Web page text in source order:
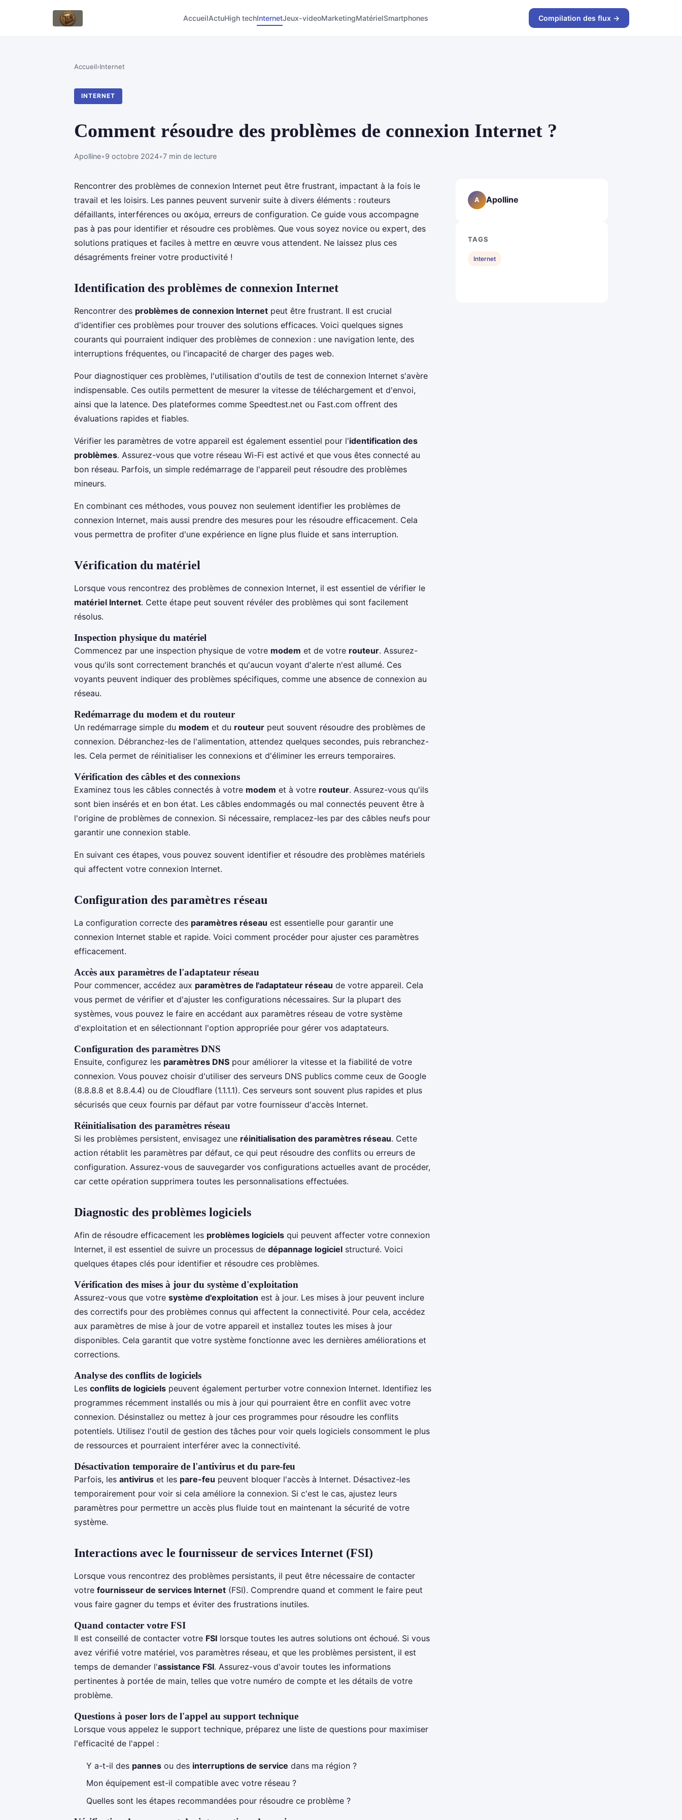
AccueilActuHigh techInternetJeux-videoMarketingMatérielSmartphones Compilation des flux →
Accueil›Internet
INTERNET
Comment résoudre des problèmes de connexion Internet ?
Apolline•9 octobre 2024•7 min de lecture
Rencontrer des problèmes de connexion Internet peut être frustrant, impactant à la fois le
travail et les loisirs. Les pannes peuvent survenir suite à divers éléments : routeurs
défaillants, interférences ou ακόμα, erreurs de configuration. Ce guide vous accompagne
pas à pas pour identifier et résoudre ces problèmes. Que vous soyez novice ou expert, des
solutions pratiques et faciles à mettre en œuvre vous attendent. Ne laissez plus ces
désagréments freiner votre productivité !
Identification des problèmes de connexion Internet
Rencontrer des problèmes de connexion Internet peut être frustrant. Il est crucial
d'identifier ces problèmes pour trouver des solutions efficaces. Voici quelques signes
courants qui pourraient indiquer des problèmes de connexion : une navigation lente, des
interruptions fréquentes, ou l'incapacité de charger des pages web.
Pour diagnostiquer ces problèmes, l'utilisation d'outils de test de connexion Internet s'avère
indispensable. Ces outils permettent de mesurer la vitesse de téléchargement et d'envoi,
ainsi que la latence. Des plateformes comme Speedtest.net ou Fast.com offrent des
évaluations rapides et fiables.
Vérifier les paramètres de votre appareil est également essentiel pour l'identification des
problèmes. Assurez-vous que votre réseau Wi-Fi est activé et que vous êtes connecté au
bon réseau. Parfois, un simple redémarrage de l'appareil peut résoudre des problèmes
mineurs.
En combinant ces méthodes, vous pouvez non seulement identifier les problèmes de
connexion Internet, mais aussi prendre des mesures pour les résoudre efficacement. Cela
vous permettra de profiter d'une expérience en ligne plus fluide et sans interruption.
Vérification du matériel
Lorsque vous rencontrez des problèmes de connexion Internet, il est essentiel de vérifier le
matériel Internet. Cette étape peut souvent révéler des problèmes qui sont facilement
résolus.
Inspection physique du matériel
Commencez par une inspection physique de votre modem et de votre routeur. Assurez-
vous qu'ils sont correctement branchés et qu'aucun voyant d'alerte n'est allumé. Ces
voyants peuvent indiquer des problèmes spécifiques, comme une absence de connexion au
réseau.
Redémarrage du modem et du routeur
Un redémarrage simple du modem et du routeur peut souvent résoudre des problèmes de
connexion. Débranchez-les de l'alimentation, attendez quelques secondes, puis rebranchez-
les. Cela permet de réinitialiser les connexions et d'éliminer les erreurs temporaires.
Vérification des câbles et des connexions
Examinez tous les câbles connectés à votre modem et à votre routeur. Assurez-vous qu'ils
sont bien insérés et en bon état. Les câbles endommagés ou mal connectés peuvent être à
l'origine de problèmes de connexion. Si nécessaire, remplacez-les par des câbles neufs pour
garantir une connexion stable.
En suivant ces étapes, vous pouvez souvent identifier et résoudre des problèmes matériels
qui affectent votre connexion Internet.
Configuration des paramètres réseau
La configuration correcte des paramètres réseau est essentielle pour garantir une
connexion Internet stable et rapide. Voici comment procéder pour ajuster ces paramètres
efficacement.
Accès aux paramètres de l'adaptateur réseau
Pour commencer, accédez aux paramètres de l'adaptateur réseau de votre appareil. Cela
vous permet de vérifier et d'ajuster les configurations nécessaires. Sur la plupart des
systèmes, vous pouvez le faire en accédant aux paramètres réseau de votre système
d'exploitation et en sélectionnant l'option appropriée pour gérer vos adaptateurs.
Configuration des paramètres DNS
Ensuite, configurez les paramètres DNS pour améliorer la vitesse et la fiabilité de votre
connexion. Vous pouvez choisir d'utiliser des serveurs DNS publics comme ceux de Google
(8.8.8.8 et 8.8.4.4) ou de Cloudflare (1.1.1.1). Ces serveurs sont souvent plus rapides et plus
sécurisés que ceux fournis par défaut par votre fournisseur d'accès Internet.
Réinitialisation des paramètres réseau
Si les problèmes persistent, envisagez une réinitialisation des paramètres réseau. Cette
action rétablit les paramètres par défaut, ce qui peut résoudre des conflits ou erreurs de
configuration. Assurez-vous de sauvegarder vos configurations actuelles avant de procéder,
car cette opération supprimera toutes les personnalisations effectuées.
Diagnostic des problèmes logiciels
Afin de résoudre efficacement les problèmes logiciels qui peuvent affecter votre connexion
Internet, il est essentiel de suivre un processus de dépannage logiciel structuré. Voici
quelques étapes clés pour identifier et résoudre ces problèmes.
Vérification des mises à jour du système d'exploitation
Assurez-vous que votre système d'exploitation est à jour. Les mises à jour peuvent inclure
des correctifs pour des problèmes connus qui affectent la connectivité. Pour cela, accédez
aux paramètres de mise à jour de votre appareil et installez toutes les mises à jour
disponibles. Cela garantit que votre système fonctionne avec les dernières améliorations et
corrections.
Analyse des conflits de logiciels
Les conflits de logiciels peuvent également perturber votre connexion Internet. Identifiez les
programmes récemment installés ou mis à jour qui pourraient être en conflit avec votre
connexion. Désinstallez ou mettez à jour ces programmes pour résoudre les conflits
potentiels. Utilisez l'outil de gestion des tâches pour voir quels logiciels consomment le plus
de ressources et pourraient interférer avec la connectivité.
Désactivation temporaire de l'antivirus et du pare-feu
Parfois, les antivirus et les pare-feu peuvent bloquer l'accès à Internet. Désactivez-les
temporairement pour voir si cela améliore la connexion. Si c'est le cas, ajustez leurs
paramètres pour permettre un accès plus fluide tout en maintenant la sécurité de votre
système.
Interactions avec le fournisseur de services Internet (FSI)
Lorsque vous rencontrez des problèmes persistants, il peut être nécessaire de contacter
votre fournisseur de services Internet (FSI). Comprendre quand et comment le faire peut
vous faire gagner du temps et éviter des frustrations inutiles.
Quand contacter votre FSI
Il est conseillé de contacter votre FSI lorsque toutes les autres solutions ont échoué. Si vous
avez vérifié votre matériel, vos paramètres réseau, et que les problèmes persistent, il est
temps de demander l'assistance FSI. Assurez-vous d'avoir toutes les informations
pertinentes à portée de main, telles que votre numéro de compte et les détails de votre
problème.
Questions à poser lors de l'appel au support technique
Lorsque vous appelez le support technique, préparez une liste de questions pour maximiser
l'efficacité de l'appel :
Y a-t-il des pannes ou des interruptions de service dans ma région ?
Mon équipement est-il compatible avec votre réseau ?
Quelles sont les étapes recommandées pour résoudre ce problème ?
A Apolline
TAGS
Internet